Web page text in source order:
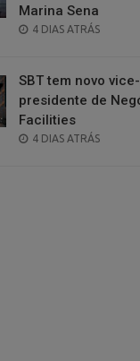
Marina Sena
POSTED
4 DIAS ATRÁS
SBT tem novo vice-
presidente de
Facilities
POSTED
4 DIAS ATRÁS